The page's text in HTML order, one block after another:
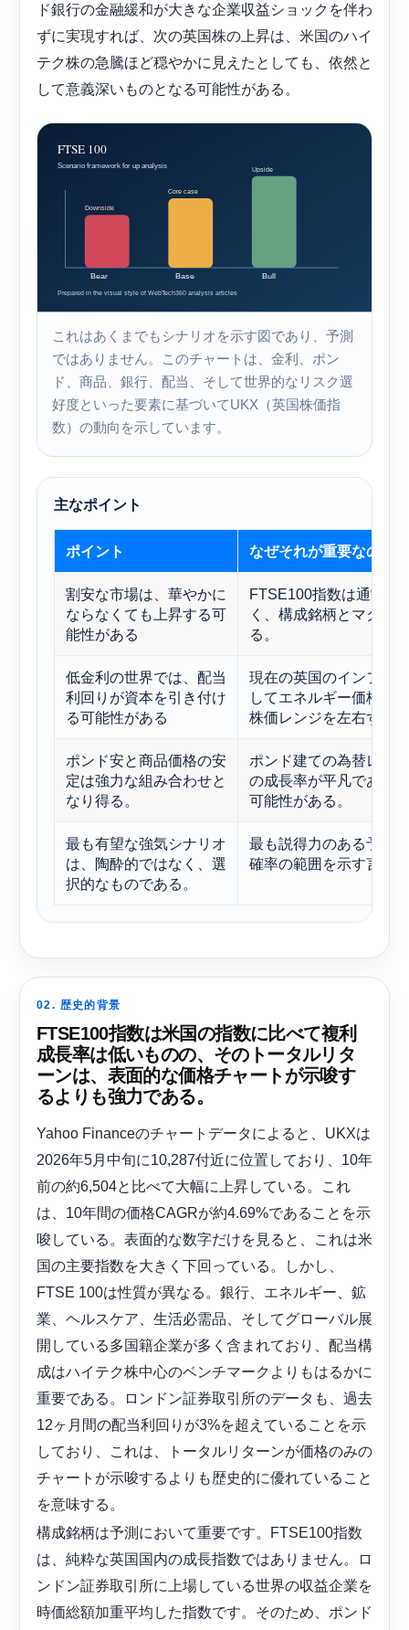
ド銀行の金融緩和が大きな企業収益ショックを伴わ
ずに実現すれば、次の英国株の上昇は、米国のハイ
テク株の急騰ほど穏やかに見えたとしても、依然と
して意義深いものとなる可能性がある。
これはあくまでもシナリオを示す図であり、予測
ではありません。このチャートは、金利、ポン
ド、商品、銀行、配当、そして世界的なリスク選
好度といった要素に基づいてUKX（英国株価指
数）の動向を示しています。
主なポイント
ポイント なぜそれが重要なのか
割安な市場は、華やかに
ならなくても上昇する可
能性がある
FTSE100指数は通常、
く、構成銘柄とマクロ
る。
低金利の世界では、配当
利回りが資本を引き付け
る可能性がある
現在の英国のインフレ
してエネルギー価格の
株価レンジを左右する
ポンド安と商品価格の安
定は強力な組み合わせと
なり得る。
ポンド建ての為替レー
の成長率が平凡であっ
可能性がある。
最も有望な強気シナリオ
は、陶酔的ではなく、選
択的なものである。
最も説得力のある予測
確率の範囲を示す言葉
02. 歴史的背景
FTSE100指数は米国の指数に比べて複利
成長率は低いものの、そのトータルリタ
ーンは、表面的な価格チャートが示唆す
るよりも強力である。
Yahoo Financeのチャートデータによると、UKXは
2026年5月中旬に10,287付近に位置しており、10年
前の約6,504と比べて大幅に上昇している。これ
は、10年間の価格CAGRが約4.69%であることを示
唆している。表面的な数字だけを見ると、これは米
国の主要指数を大きく下回っている。しかし、
FTSE 100は性質が異なる。銀行、エネルギー、鉱
業、ヘルスケア、生活必需品、そしてグローバル展
開している多国籍企業が多く含まれており、配当構
成はハイテク株中心のベンチマークよりもはるかに
重要である。ロンドン証券取引所のデータも、過去
12ヶ月間の配当利回りが3%を超えていることを示
しており、これは、トータルリターンが価格のみの
チャートが示唆するよりも歴史的に優れていること
を意味する。
構成銘柄は予測において重要です。FTSE100指数
は、純粋な英国国内の成長指数ではありません。ロ
ンドン証券取引所に上場している世界の収益企業を
時価総額加重平均した指数です。そのため、ポンド